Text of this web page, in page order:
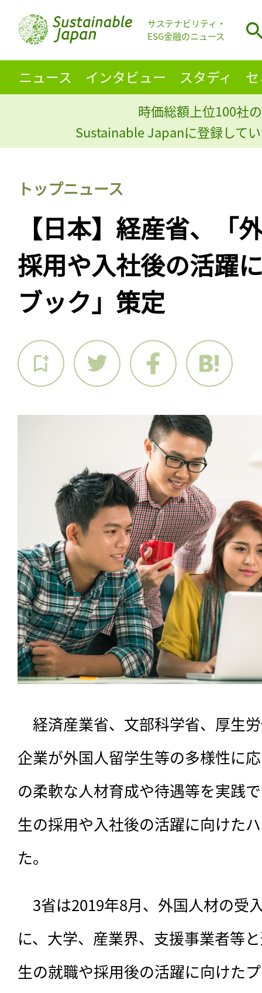
サステナビリティ・
ESG金融のニュース
ニュース インタビュー スタディ
時価総額上位100社
Sustainable Japanに登録して
トップニュース
【日本】経産省、「
採用や入社後の活躍
ブック」策定
経済産業省、文部科学省、厚生
企業が外国人留学生等の多様性に
の柔軟な人材育成や待遇等を実践
生の採用や入社後の活躍に向けた
た。
3省は2019年8月、外国人材の受
に、大学、産業界、支援事業者等
生の就職や採用後の活躍に向けた